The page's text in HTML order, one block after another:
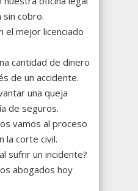
sin cobro.
el mejor licenciado
cantidad de dinero
de un accidente.
una queja
de seguros.
vamos al proceso
la corte civil.
sufrir un incidente?
abogados hoy